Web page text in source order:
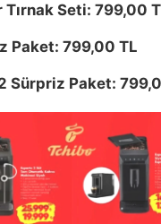
Seti: 799,00
Paket: 799,00 TL
Sürpriz Paket: